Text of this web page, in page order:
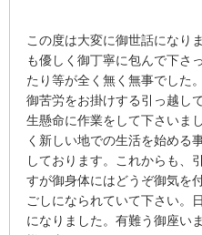
この度は大変に御世話になり
も優しく御丁寧に包んで下さ
たり等が全く無く無事でした
御苦労をお掛けする引っ越し
生懸命に作業をして下さいま
く新しい地での生活を始める
しております。これからも、
すが御身体にはどうぞ御気を
ごしになられていて下さい。
になりました。有難う御座い